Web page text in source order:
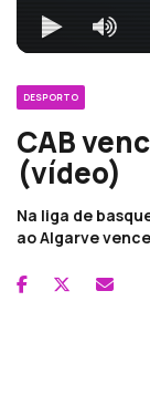
DESPORTO
CAB
(vídeo)
Na liga de
ao Algarve